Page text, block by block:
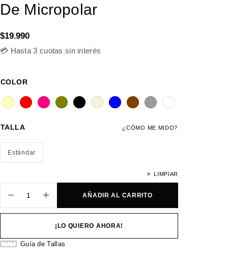
De Micropolar
$19.990
💳 Hasta 3 cuotas sin interés
COLOR
¿CÓMO ME MIDO?
TALLA
Estándar
LIMPIAR
AÑADIR AL CARRITO
¡LO QUIERO AHORA!
Guía de Tallas